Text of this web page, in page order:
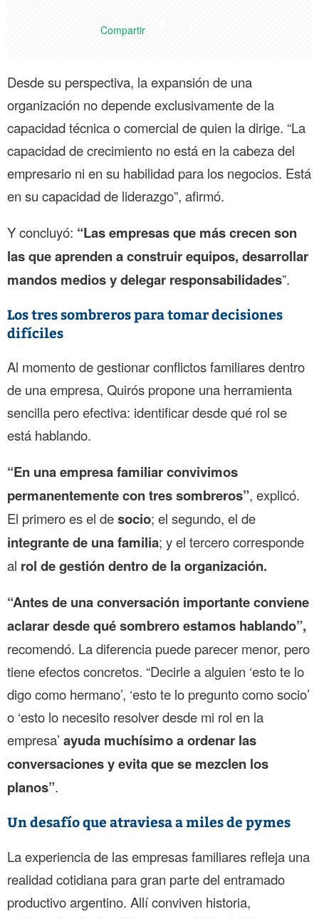
Compartir
Desde su perspectiva, la expansión de una
organización no depende exclusivamente de la
capacidad técnica o comercial de quien la dirige. “La
capacidad de crecimiento no está en la cabeza del
empresario ni en su habilidad para los negocios. Está
en su capacidad de liderazgo”, afirmó.
Y concluyó: “Las empresas que más crecen son
las que aprenden a construir equipos, desarrollar
mandos medios y delegar responsabilidades”.
Los tres sombreros para tomar decisiones
difíciles
Al momento de gestionar conflictos familiares dentro
de una empresa, Quirós propone una herramienta
sencilla pero efectiva: identificar desde qué rol se
está hablando.
“En una empresa familiar convivimos
permanentemente con tres sombreros”, explicó.
El primero es el desocio; el segundo, el de
integrante de una familia; y el tercero corresponde
al rol de gestión dentro de la organización.
“Antes de una conversación importante conviene
aclarar desde qué sombrero estamos hablando”,
recomendó. La diferencia puede parecer menor, pero
tiene efectos concretos. “Decirle a alguien ‘esto te lo
digo como hermano’, ‘esto te lo pregunto como socio’
o ‘esto lo necesito resolver desde mi rol en la
empresa’ ayuda muchísimo a ordenar las
conversaciones y evita que se mezclen los
planos”.
Un desafío que atraviesa a miles de pymes
La experiencia de las empresas familiares refleja una
realidad cotidiana para gran parte del entramado
productivo argentino. Allí conviven historia,